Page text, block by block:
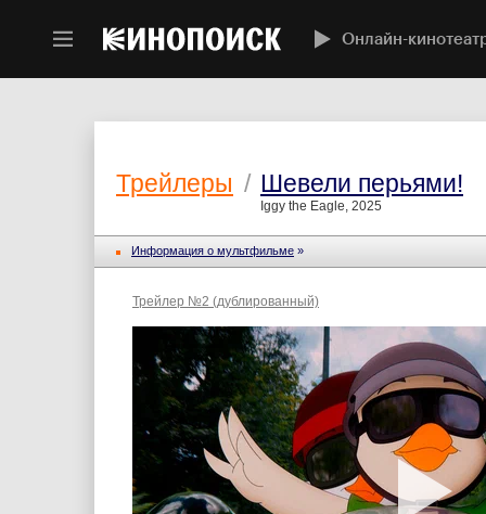
Онлайн-
Трейлеры / Шевели перьями!
Iggy the Eagle, 2025
Информация о мультфильме »
Трейлер №2 (дублированный)